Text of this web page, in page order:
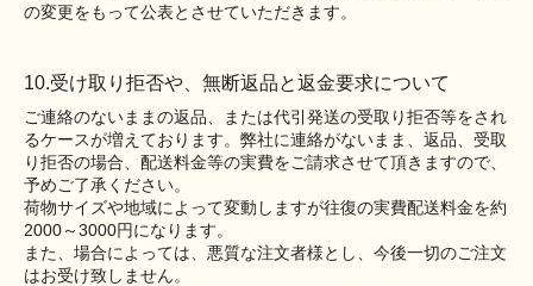
の変更をもって公表とさせていただきます。
10.受け取り拒否や、無断返品と返金要求について
ご連絡のないままの返品、または代引発送の受取り拒否等をされ
るケースが増えております。弊社に連絡がないまま、返品、受取
り拒否の場合、配送料金等の実費をご請求させて頂きますので、
予めご了承ください。
荷物サイズや地域によって変動しますが往復の実費配送料金を約
2000～3000円になります。
また、場合によっては、悪質な注文者様とし、今後一切のご注文
はお受け致しません。